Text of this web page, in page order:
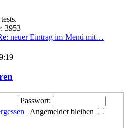
: 3953
neuer Eintrag im Menü mit…
Passwort:
| Angemeldet bleiben